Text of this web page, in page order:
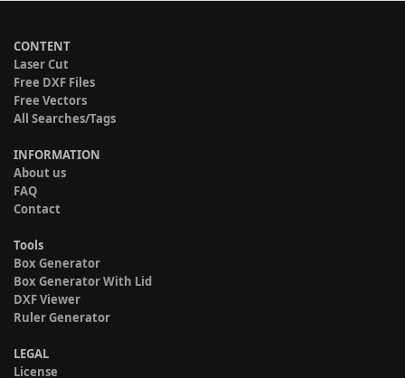
CONTENT
Laser Cut
Free DXF Files
Free Vectors
All Searches/Tags
INFORMATION
About us
FAQ
Contact
Tools
Box Generator
Box Generator With Lid
DXF Viewer
Ruler Generator
LEGAL
License